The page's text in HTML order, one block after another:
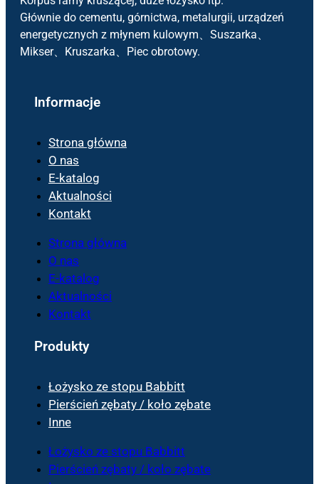
Głównie do cementu, górnictwa, metalurgii, urządzeń
energetycznych z młynem kulowym、Suszarka、
Mikser、Kruszarka、Piec obrotowy.
Informacje
Strona główna
O nas
E-katalog
Aktualności
Kontakt
Strona główna
O nas
E-katalog
Aktualności
Kontakt
Produkty
Łożysko ze stopu Babbitt
Pierścień zębaty / koło zębate
Inne
Łożysko ze stopu Babbitt
Pierścień zębaty / koło zębate